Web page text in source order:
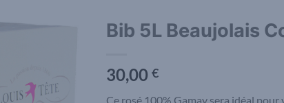
Bib 5L Beaujolais
30,00 €
Ce rosé 100% Gamay sera idéal pour